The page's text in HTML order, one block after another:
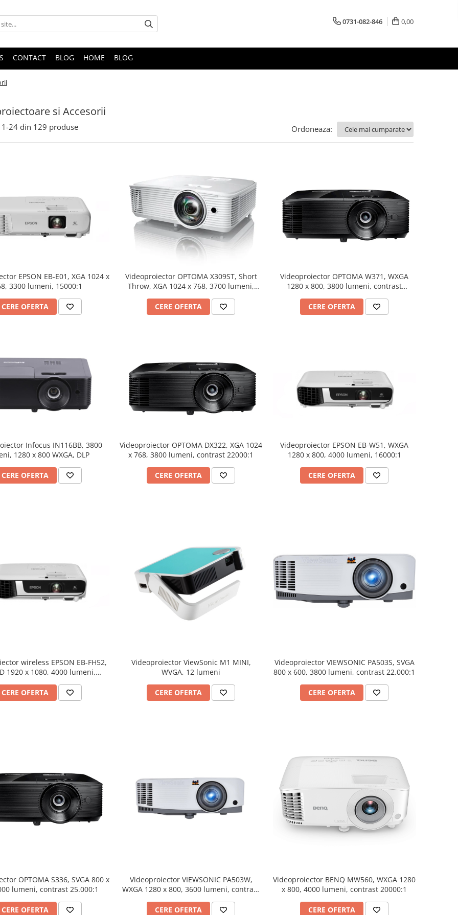
0731-082-846 0,00
CONTACT BLOG HOME BLOG
si Accesorii
1-24 din 129 produse Ordoneaza:
EPSON EB-E01, XGA 1024 x
3300 lumeni, 15000:1
CERE OFERTA
Videoproiector OPTOMA X309ST, Short
Throw, XGA 1024 x 768, 3700 lumeni,
CERE OFERTA
Videoproiector OPTOMA W371, WXGA
1280 x 800, 3800 lumeni, contrast
CERE OFERTA
Infocus IN116BB, 3800
1280 x 800 WXGA, DLP
CERE OFERTA
Videoproiector OPTOMA DX322, XGA 1024
x 768, 3800 lumeni, contrast 22000:1
CERE OFERTA
Videoproiector EPSON EB-W51, WXGA
1280 x 800, 4000 lumeni, 16000:1
CERE OFERTA
wireless EPSON EB-FH52,
1920 x 1080, 4000 lumeni,
CERE OFERTA
Videoproiector ViewSonic M1 MINI,
WVGA, 12 lumeni
CERE OFERTA
Videoproiector VIEWSONIC PA503S, SVGA
800 x 600, 3800 lumeni, contrast 22.000:1
CERE OFERTA
OPTOMA S336, SVGA 800 x
lumeni, contrast 25.000:1
CERE OFERTA
Videoproiector VIEWSONIC PA503W,
WXGA 1280 x 800, 3600 lumeni, contrast
CERE OFERTA
Videoproiector BENQ MW560, WXGA 1280
x 800, 4000 lumeni, contrast 20000:1
CERE OFERTA